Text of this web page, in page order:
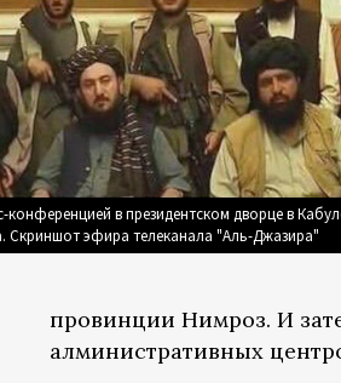
конференцией в президентском дворце в
Скриншот эфира телеканала "Аль-Джазира"
провинции Нимроз. И
алминистративных